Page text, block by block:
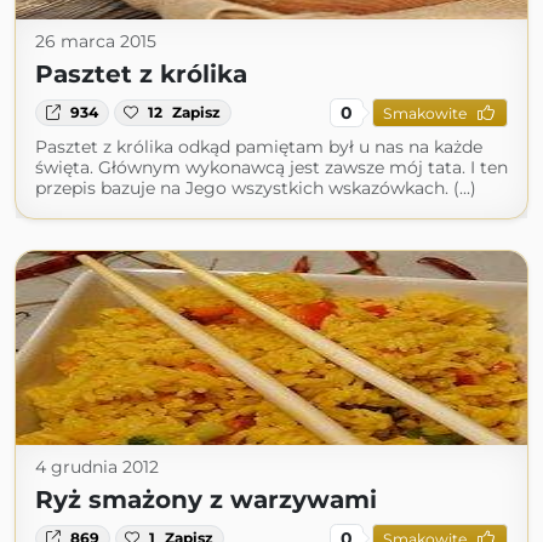
26 marca 2015
Pasztet z królika
934 12 Zapisz 0 Smakowite
Pasztet z królika odkąd pamiętam był u nas na każde
święta. Głównym wykonawcą jest zawsze mój tata. I ten
przepis bazuje na Jego wszystkich wskazówkach. (...)
4 grudnia 2012
Ryż smażony z warzywami
869 1 Zapisz Smakowite